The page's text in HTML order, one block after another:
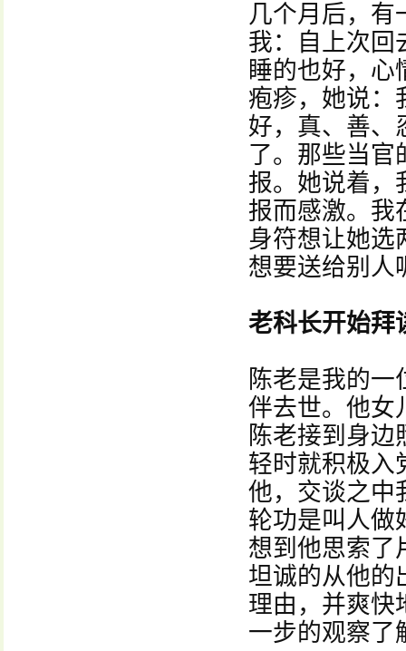
几个月后，有
我：自上次回
睡的也好，心
疱疹，她说：
好，真、善、
了。那些当官
报。她说着，
报而感激。我
身符想让她选
想要送给别人
老科长开始拜
陈老是我的
伴去世。他女
陈老接到身
轻时就积极入
他，交谈之中
轮功是叫人做
想到他思索了
坦诚的从他的
理由，并爽快
一步的观察了